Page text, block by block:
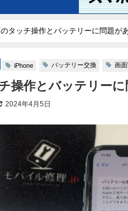
タッチ操作とバッテリーに問題が
iPhone バッテリー交換 画
操作とバッテリー
2024年4月5日